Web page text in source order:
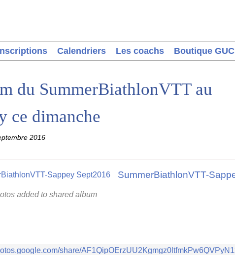
Calendriers Les coachs Boutique GUC
du SummerBiathlonVTT au
ce dimanche
2016
added to shared album